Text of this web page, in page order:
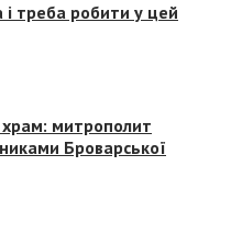
треба робити у цей
митрополит
Броварської